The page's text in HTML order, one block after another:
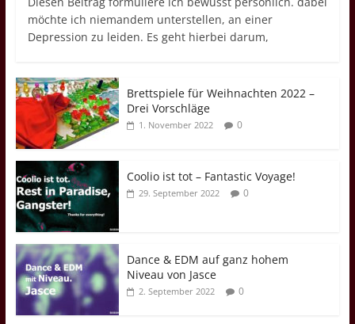
möchte ich niemandem unterstellen, an einer
Depression zu leiden. Es geht hierbei darum,
Brettspiele für Weihnachten 2022 –
Drei Vorschläge
1. November 2022 0
Coolio ist tot – Fantastic Voyage!
29. September 2022 0
Dance & EDM auf ganz hohem
Niveau von Jasce
2. September 2022 0